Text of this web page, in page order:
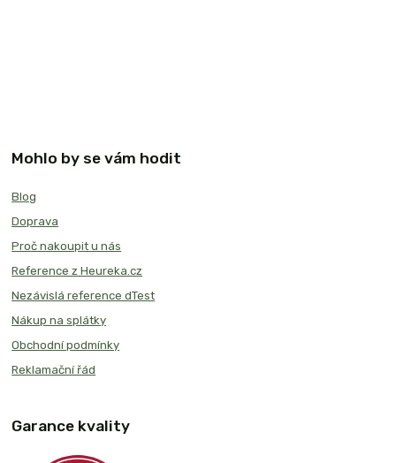
Mohlo by se vám hodit
Blog
Doprava
Proč nakoupit u nás
Reference z Heureka.cz
Nezávislá reference dTest
Nákup na splátky
Obchodní podmínky
Reklamační řád
Garance kvality